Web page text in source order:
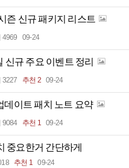
즌 신규 패키지 리스트
4969 09-24
신규 주요 이벤트 정리
3227 추천 2 09-24
데이트 패치 노트 요약
9084 추천 1 09-24
중요한거 간단하게
추천 1 09-24